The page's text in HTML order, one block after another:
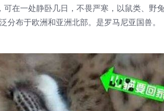
在一处静卧几日，不畏严寒，以鼠类、野
布于欧洲和亚洲北部。是罗马尼亚国兽。